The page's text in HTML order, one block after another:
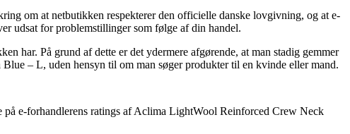
om at netbutikken respekterer den officielle danske lovgivning, og at e-
udsat for problemstillinger som følge af din handel.
har. På grund af dette er det ydermere afgørende, at man stadig gemmer
– L, uden hensyn til om man søger produkter til en kvinde eller mand.
på e-forhandlerens ratings af Aclima LightWool Reinforced Crew Neck